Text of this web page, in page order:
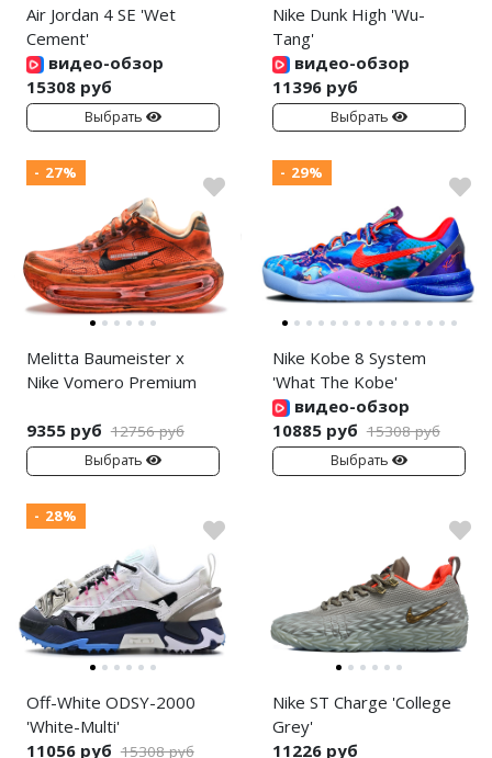
Air Jordan 4 SE 'Wet
Cement'
видео-обзор
15308 руб
Выбрать
Nike Dunk High 'Wu-
Tang'
видео-обзор
11396 руб
Выбрать
- 27%
Melitta Baumeister x
Nike Vomero Premium
9355 руб 12756 руб
Выбрать
- 29%
Nike Kobe 8 System
'What The Kobe'
видео-обзор
10885 руб 15308 руб
Выбрать
- 28%
Off-White ODSY-2000
'White-Multi'
11056 руб 15308 руб
Nike ST Charge 'College
Grey'
11226 руб